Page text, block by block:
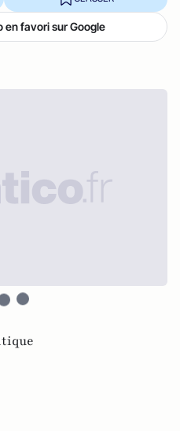
favori sur Google